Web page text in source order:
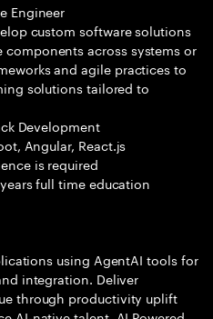
Engineer
custom software solutions
across systems or
and agile practices to
solutions tailored to
Development
Angular, React.js
is required
full time education
using AgentAI tools for
integration. Deliver
through productivity uplift